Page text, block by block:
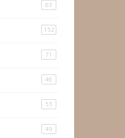
63
152
71
46
53
49